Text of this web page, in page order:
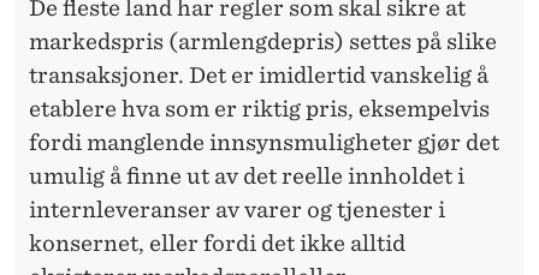
De fleste land har regler som skal sikre at
markedspris (armlengdepris) settes på slike
transaksjoner. Det er imidlertid vanskelig å
etablere hva som er riktig pris, eksempelvis
fordi manglende innsynsmuligheter gjør det
umulig å finne ut av det reelle innholdet i
internleveranser av varer og tjenester i
konsernet, eller fordi det ikke alltid